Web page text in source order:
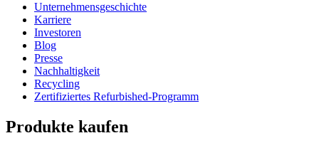
Unternehmensgeschichte
Karriere
Investoren
Blog
Presse
Nachhaltigkeit
Recycling
Zertifiziertes Refurbished-Programm
Produkte kaufen